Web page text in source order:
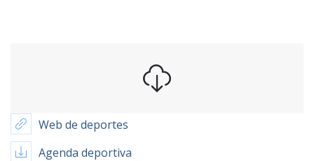
Web de deportes
Agenda deportiva